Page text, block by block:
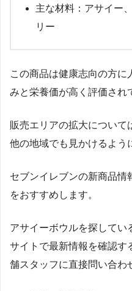
主な材料：アサイー
リー
この商品は健康志向の方
みと栄養価が高く評価され
販売エリアの拡大について
他の地域でも見かけるよう
セブンイレブンの新商品情
をおすすめします。
アサイーボウルを探してい
サイトで最新情報を確認す
舗スタッフに直接問い合わ